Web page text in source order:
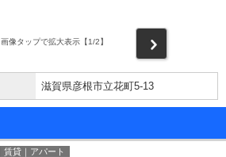
画像タップで拡大表示【1/2】
滋賀県彦根市立花町5-13
賃貸｜アパート